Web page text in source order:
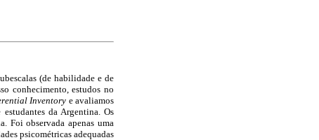
(de habilidade e de
conhecimento, estudos no
Inventory e avaliamos
da Argentina. Os
Foi observada apenas uma
psicométricas adequadas